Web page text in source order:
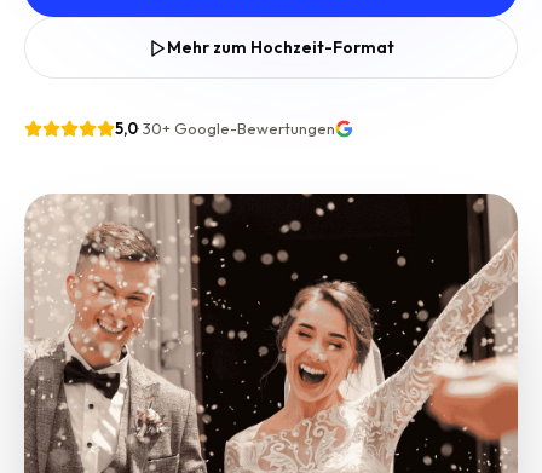
Mehr zum Hochzeit-Format
5,0·30+Google-Bewertungen